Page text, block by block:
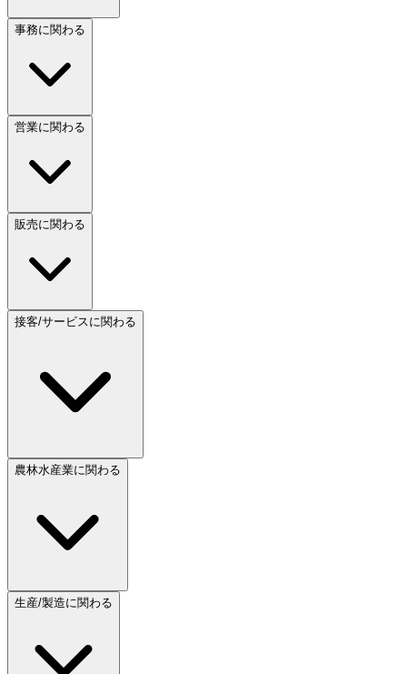
事務に関わる
営業に関わる
販売に関わる
接客/サービスに関わる
農林水産業に関わる
生産/製造に関わる